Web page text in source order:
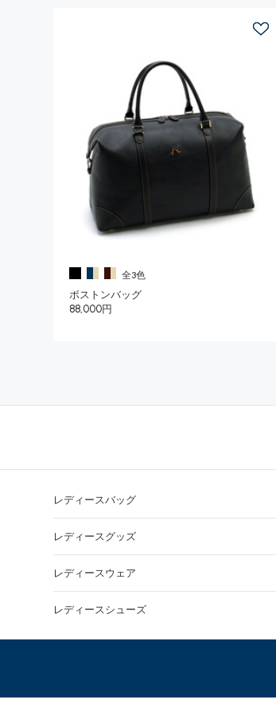
全3色
ボストンバッグ
88,000円
レディースバッグ
レディースグッズ
レディースウェア
レディースシューズ